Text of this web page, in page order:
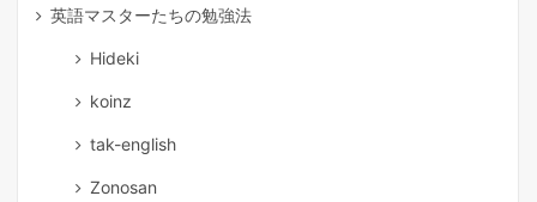
英語マスターたちの勉強法
Hideki
koinz
tak-english
Zonosan